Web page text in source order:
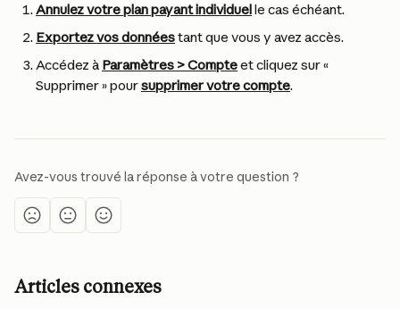
Annulez votre plan payant individuel le cas échéant.
Exportez vos données tant que vous y avez accès.
Accédez à Paramètres > Compte et cliquez sur «
Supprimer » pour supprimer votre compte.
Avez-vous trouvé la réponse à votre question ?
Articles connexes